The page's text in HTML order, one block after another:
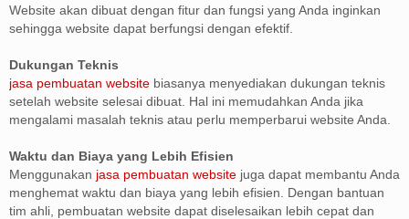
Website akan dibuat dengan fitur dan fungsi yang Anda inginkan
sehingga website dapat berfungsi dengan efektif.
Dukungan Teknis
jasa pembuatan website biasanya menyediakan dukungan teknis
setelah website selesai dibuat. Hal ini memudahkan Anda jika
mengalami masalah teknis atau perlu memperbarui website Anda.
Waktu dan Biaya yang Lebih Efisien
Menggunakan jasa pembuatan website juga dapat membantu Anda
menghemat waktu dan biaya yang lebih efisien. Dengan bantuan
tim ahli, pembuatan website dapat diselesaikan lebih cepat dan